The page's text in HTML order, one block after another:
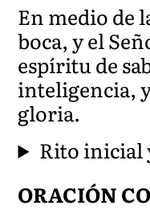
En medio de
boca, y el
espíritu de
inteligencia,
gloria.
Rito inicial
ORACIÓN